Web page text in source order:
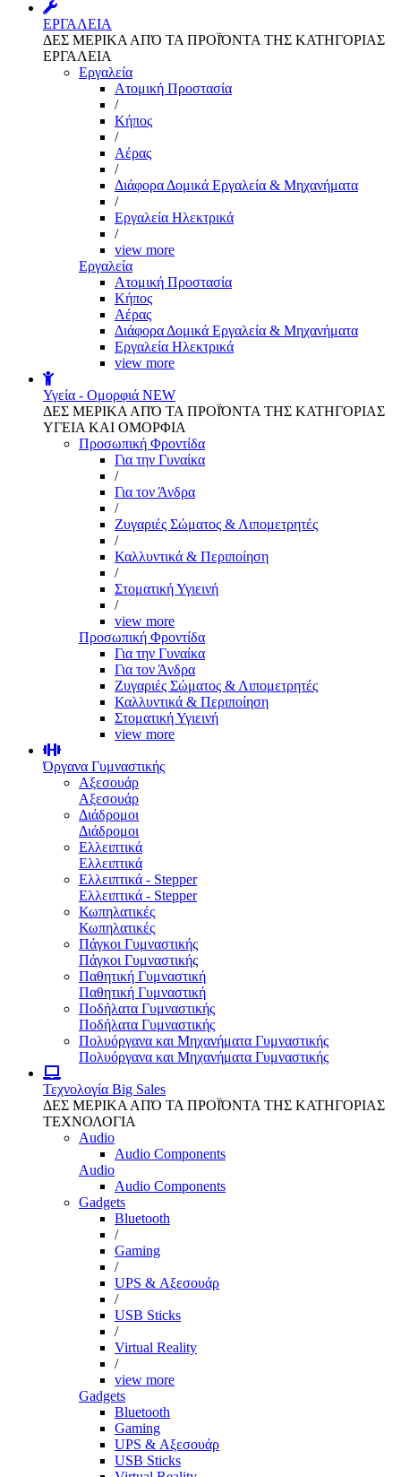
ΕΡΓΑΛΕΙΑ
ΔΕΣ ΜΕΡΙΚΑ ΑΠΌ ΤΑ ΠΡΟΪΌΝΤΑ ΤΗΣ ΚΑΤΗΓΟΡΙΑΣ
ΕΡΓΑΛΕΙΑ
Εργαλεία
Aτομική Προστασία
/
Kήπος
/
Αέρας
/
Διάφορα Δομικά Εργαλεία & Μηχανήματα
/
Εργαλεία Ηλεκτρικά
/
view more
Εργαλεία
Aτομική Προστασία
Kήπος
Αέρας
Διάφορα Δομικά Εργαλεία & Μηχανήματα
Εργαλεία Ηλεκτρικά
view more
Υγεία - Ομορφιά NEW
ΔΕΣ ΜΕΡΙΚΑ ΑΠΌ ΤΑ ΠΡΟΪΌΝΤΑ ΤΗΣ ΚΑΤΗΓΟΡΙΑΣ
ΥΓΕΙΑ ΚΑΙ ΟΜΟΡΦΙΑ
Προσωπική Φροντίδα
Για την Γυναίκα
/
Για τον Άνδρα
/
Ζυγαριές Σώματος & Λιπομετρητές
/
Καλλυντικά & Περιποίηση
/
Στοματική Υγιεινή
/
view more
Προσωπική Φροντίδα
Για την Γυναίκα
Για τον Άνδρα
Ζυγαριές Σώματος & Λιπομετρητές
Καλλυντικά & Περιποίηση
Στοματική Υγιεινή
view more
Όργανα Γυμναστικής
Αξεσουάρ
Αξεσουάρ
Διάδρομοι
Διάδρομοι
Ελλειπτικά
Ελλειπτικά
Ελλειπτικά - Stepper
Ελλειπτικά - Stepper
Κωπηλατικές
Κωπηλατικές
Πάγκοι Γυμναστικής
Πάγκοι Γυμναστικής
Παθητική Γυμναστική
Παθητική Γυμναστική
Ποδήλατα Γυμναστικής
Ποδήλατα Γυμναστικής
Πολυόργανα και Μηχανήματα Γυμναστικής
Πολυόργανα και Μηχανήματα Γυμναστικής
Τεχνολογία Big Sales
ΔΕΣ ΜΕΡΙΚΑ ΑΠΌ ΤΑ ΠΡΟΪΌΝΤΑ ΤΗΣ ΚΑΤΗΓΟΡΙΑΣ
ΤΕΧΝΟΛΟΓΙΑ
Audio
Audio Components
Audio
Audio Components
Gadgets
Bluetooth
/
Gaming
/
UPS & Αξεσουάρ
/
USB Sticks
/
Virtual Reality
/
view more
Gadgets
Bluetooth
Gaming
UPS & Αξεσουάρ
USB Sticks